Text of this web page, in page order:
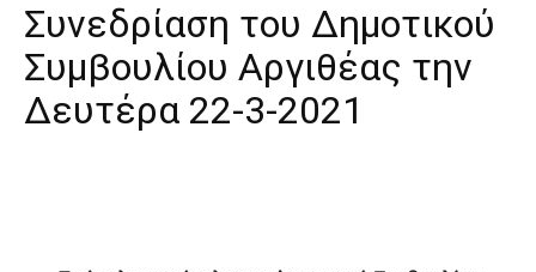
Συνεδρίαση του Δημοτικού
Συμβουλίου Αργιθέας την
Δευτέρα 22-3-2021